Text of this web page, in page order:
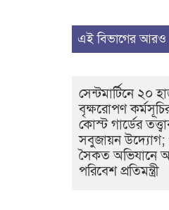
এই বিভাগের
সেন্টমার্টিনে ২০
বৃক্ষরোপণ
কোস্ট গার্ডের
সবুজায়ন উদ্যোগ;
সৈকত অভিযানে
পরিবেশ প্রতিমন্ত্রী